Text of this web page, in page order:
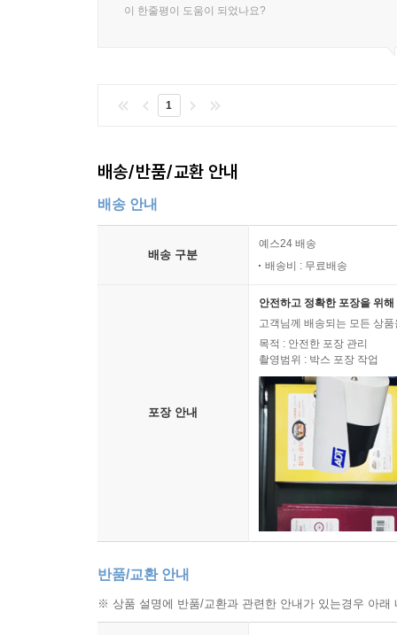
이 한줄평이 도움이 되었나요?
1
배송/반품/교환 안내
배송 안내
배송 구분
예스24 배송
배송비 : 무료배송
포장 안내
안전하고 정확한 포장을 위
고객님께 배송되는 모든 상
목적 : 안전한 포장 관리
촬영범위 : 박스 포장 작업
반품/교환 안내
※ 상품 설명에 반품/교환과 관련한 안내가 있는경우 아